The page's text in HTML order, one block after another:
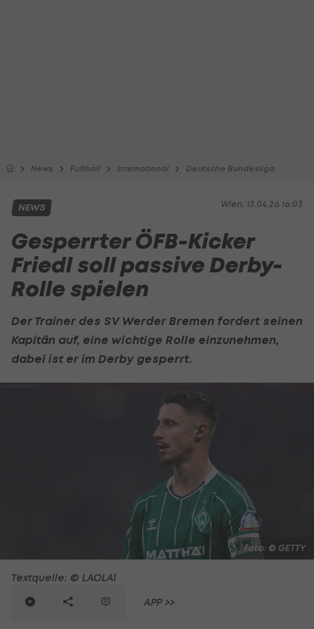
News Fußball International Deutsche Bundesliga
Wien, 13.04.26 16:03
NEWS
Gesperrter ÖFB-Kicker
Friedl soll passive Derby-
Rolle spielen
Der Trainer des SV Werder Bremen fordert seinen
Kapitän auf, eine wichtige Rolle einzunehmen,
dabei ist er im Derby gesperrt.
Foto: © GETTY
Textquelle: © LAOLA1
APP >>